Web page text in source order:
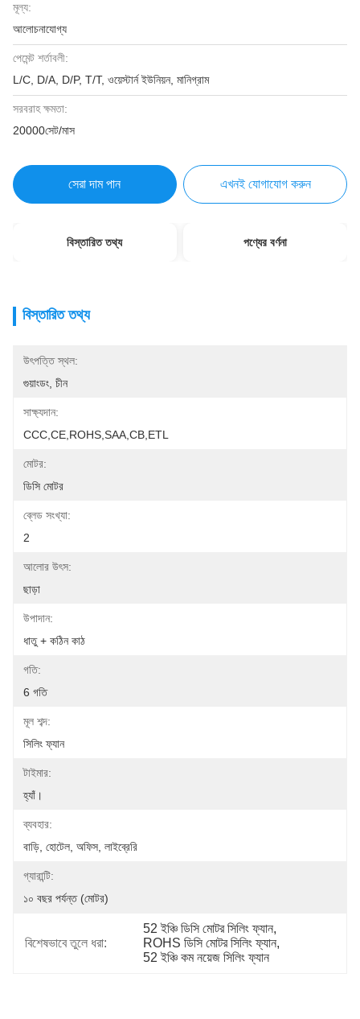
মূল্য:
আলোচনাযোগ্য
পেমেন্ট শর্তাবলী:
L/C, D/A, D/P, T/T, ওয়েস্টার্ন ইউনিয়ন, মানিগ্রাম
সরবরাহ ক্ষমতা:
20000সেট/মাস
সেরা দাম পান এখনই যোগাযোগ করুন
বিস্তারিত তথ্য পণ্যের বর্ণনা
বিস্তারিত তথ্য
উৎপত্তি স্থল:
গুয়াংডং, চীন
সাক্ষ্যদান:
CCC,CE,ROHS,SAA,CB,ETL
মোটর:
ডিসি মোটর
ব্লেড সংখ্যা:
2
আলোর উৎস:
ছাড়া
উপাদান:
ধাতু + কঠিন কাঠ
গতি:
6 গতি
মূল শব্দ:
সিলিং ফ্যান
টাইমার:
হ্যাঁ।
ব্যবহার:
বাড়ি, হোটেল, অফিস, লাইব্রেরি
গ্যারান্টি:
১০ বছর পর্যন্ত (মোটর)
বিশেষভাবে তুলে ধরা:
52 ইঞ্চি ডিসি মোটর সিলিং ফ্যান,
ROHS ডিসি মোটর সিলিং ফ্যান,
52 ইঞ্চি কম নয়েজ সিলিং ফ্যান